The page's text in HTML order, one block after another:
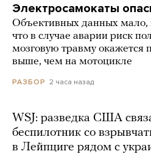
Электросамокаты
Объективных данных мало,
что в случае аварии риск
мозговую травму окажется
выше, чем на мотоцикле
РАЗБОР 2 часа назад
WSJ: разведка США
беспилотник со
в Лейпциге рядом с